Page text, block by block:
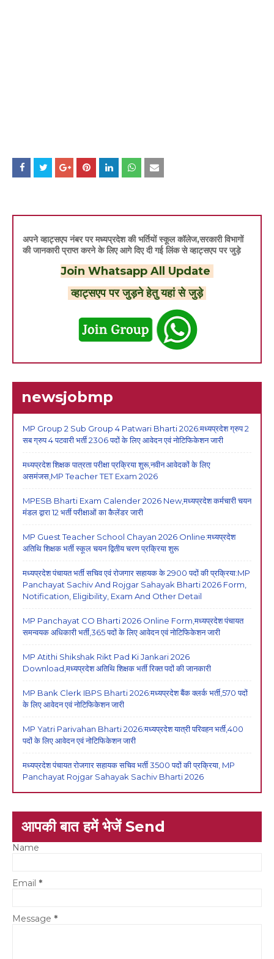
अपने व्हाट्सएप नंबर पर मध्यप्रदेश की भर्तियों स्कूल कॉलेज,सरकारी विभागों
की जानकारी प्राप्त करने के लिए आगे दिए दी गई लिंक से व्हाट्सएप पर जुड़े
Join Whatsapp All Update
व्हाट्सएप पर जुड़ने हेतु यहां से जुड़े
newsjobmp
MP Group 2 Sub Group 4 Patwari Bharti 2026:मध्यप्रदेश ग्रुप 2
सब ग्रुप 4 पटवारी भर्ती 2306 पदों के लिए आवेदन एवं नोटिफिकेशन जारी
मध्यप्रदेश शिक्षक पात्रता परीक्षा प्रक्रिया शुरू,नवीन आवेदकों के लिए
असमंजस,MP Teacher TET Exam 2026
MPESB Bharti Exam Calender 2026 New,मध्यप्रदेश कर्मचारी चयन
मंडल द्वारा 12 भर्ती परीक्षाओं का कैलेंडर जारी
MP Guest Teacher School Chayan 2026 Online:मध्यप्रदेश
अतिथि शिक्षक भर्ती स्कूल चयन द्वितीय चरण प्रक्रिया शुरू
मध्यप्रदेश पंचायत भर्ती सचिव एवं रोजगार सहायक के 2900 पदों की प्रक्रिया:MP
Panchayat Sachiv And Rojgar Sahayak Bharti 2026 Form,
Notification, Eligibility, Exam And Other Detail
MP Panchayat CO Bharti 2026 Online Form,मध्यप्रदेश पंचायत
समन्वयक अधिकारी भर्ती,365 पदों के लिए आवेदन एवं नोटिफिकेशन जारी
MP Atithi Shikshak Rikt Pad Ki Jankari 2026
Download,मध्यप्रदेश अतिथि शिक्षक भर्ती रिक्त पदों की जानकारी
MP Bank Clerk IBPS Bharti 2026:मध्यप्रदेश बैंक क्लर्क भर्ती,570 पदों
के लिए आवेदन एवं नोटिफिकेशन जारी
MP Yatri Parivahan Bharti 2026:मध्यप्रदेश यात्री परिवहन भर्ती,400
पदों के लिए आवेदन एवं नोटिफिकेशन जारी
मध्यप्रदेश पंचायत रोजगार सहायक सचिव भर्ती 3500 पदों की प्रक्रिया, MP
Panchayat Rojgar Sahayak Sachiv Bharti 2026
आपकी बात हमें भेजें Send
Name
Email *
Message *